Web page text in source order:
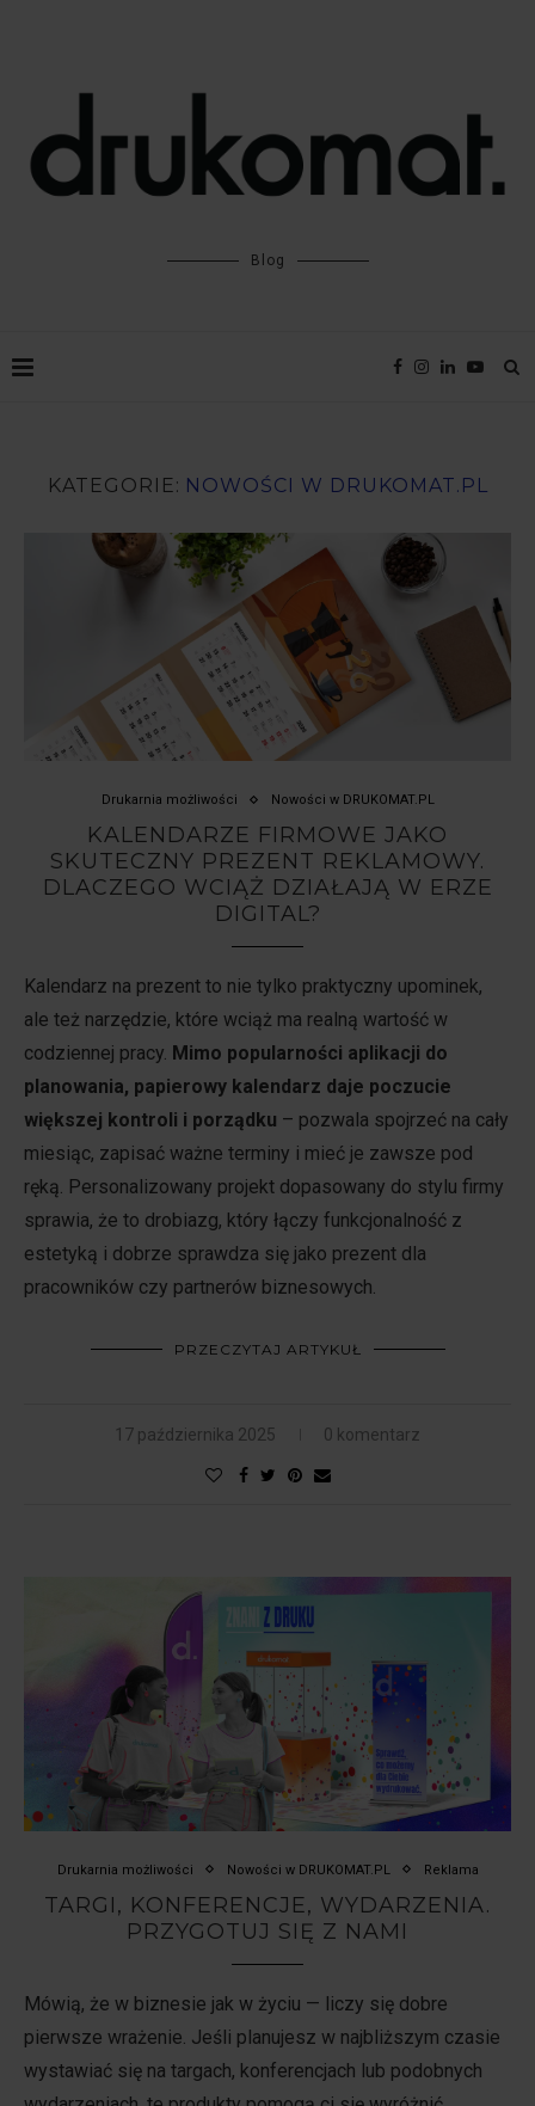
Blog
KATEGORIE: NOWOŚCI W DRUKOMAT.PL
Drukarnia możliwości Nowości w DRUKOMAT.PL
KALENDARZE FIRMOWE JAKO
SKUTECZNY PREZENT REKLAMOWY.
DLACZEGO WCIĄŻ DZIAŁAJĄ W ERZE
DIGITAL?
Kalendarz na prezent to nie tylko praktyczny upominek,
ale też narzędzie, które wciąż ma realną wartość w
codziennej pracy. Mimo popularności aplikacji do
planowania, papierowy kalendarz daje poczucie
większej kontroli i porządku – pozwala spojrzeć na cały
miesiąc, zapisać ważne terminy i mieć je zawsze pod
ręką. Personalizowany projekt dopasowany do stylu firmy
sprawia, że to drobiazg, który łączy funkcjonalność z
estetyką i dobrze sprawdza się jako prezent dla
pracowników czy partnerów biznesowych.
PRZECZYTAJ ARTYKUŁ
17 października 2025 0 komentarz
Drukarnia możliwości Nowości w DRUKOMAT.PL Reklama
TARGI, KONFERENCJE, WYDARZENIA.
PRZYGOTUJ SIĘ Z NAMI
Mówią, że w biznesie jak w życiu — liczy się dobre
pierwsze wrażenie. Jeśli planujesz w najbliższym czasie
wystawiać się na targach, konferencjach lub podobnych